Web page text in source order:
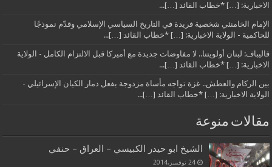
الاخبارية: […] *خطاب القائد […]...
الإمام الخامنئي شخصية فريدة في التاريخ السياسي الإسلامي وقدّم نموذجًا
للحاكمية - الولاية الاخبارية: […] *خطاب القائد […]...
قاليباف: لبنان أولويتنا.. لا مفاوضات جديدة مع أميركا قبل الالتزام الكامل - الولاية
الاخبارية: […] *خطاب القائد […]...
بين الركام والعطش.. غزة تواجه مأساة مزدوجة بفعل دمار الكيان الإسرائيلي -
الولاية الاخبارية: […] *خطاب القائد […]...
مقالات منوعة
الشيخ ابو حيدر الكبيسي – العراق – حنفي
24 نوفمبر,2014